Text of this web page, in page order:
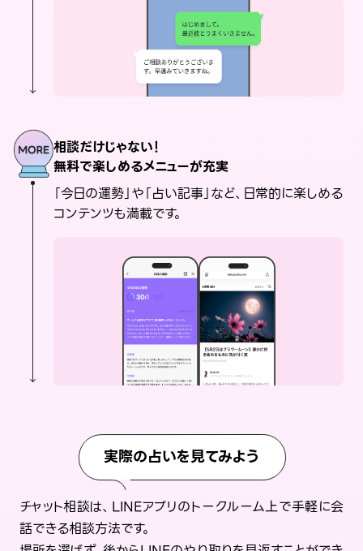
相談だけじゃない！
無料で楽しめるメニューが充実
「今日の運勢」や「占い記事」など、日常的に楽しめる
コンテンツも満載です。
実際の占いを見てみよう
チャット相談は、LINEアプリのトークルーム上で手軽に会
話できる相談方法です。